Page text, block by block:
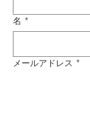
名 *
メールアドレス *